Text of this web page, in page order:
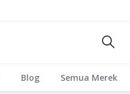
Blog Semua Merek